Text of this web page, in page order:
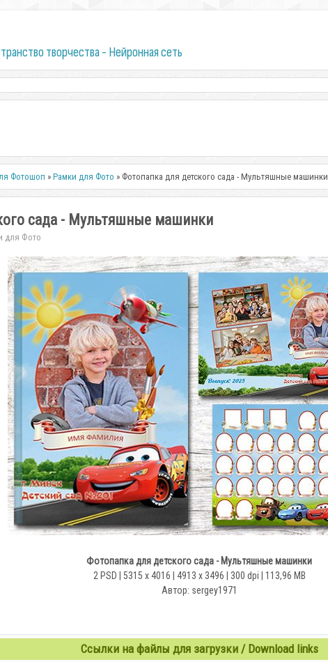
творчества - Нейронная сеть
Фотошоп »Рамки для Фото » Фотопапка для детского сада - Мультяшные машинки
сада - Мультяшные машинки
для Фото
Фотопапка для детского сада - Мультяшные машинки
2 PSD | 5315 x 4016 | 4913 x 3496 | 300 dpi | 113,96 MB
Автор: sergey1971
Ссылки на файлы для загрузки / Download links